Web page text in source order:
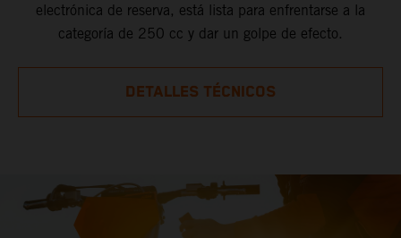
electrónica de reserva, está lista para enfrentarse a la
categoría de 250 cc y dar un golpe de efecto.
DETALLES TÉCNICOS